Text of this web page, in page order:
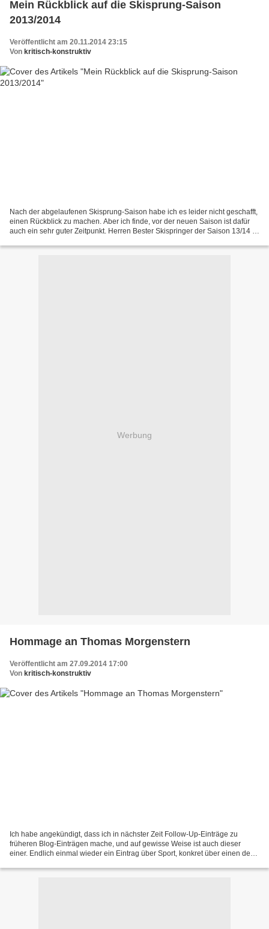
Mein Rückblick auf die Skisprung-Saison
2013/2014
Veröffentlicht am 20.11.2014 23:15
Von kritisch-konstruktiv
Nach der abgelaufenen Skisprung-Saison habe ich es leider nicht geschafft,
einen Rückblick zu machen. Aber ich finde, vor der neuen Saison ist dafür
auch ein sehr guter Zeitpunkt. Herren Bester Skispringer der Saison 13/14 ist
Werbung
Hommage an Thomas Morgenstern
Veröffentlicht am 27.09.2014 17:00
Von kritisch-konstruktiv
Ich habe angekündigt, dass ich in nächster Zeit Follow-Up-Einträge zu
früheren Blog-Einträgen mache, und auf gewisse Weise ist auch dieser
einer. Endlich einmal wieder ein Eintrag über Sport, konkret über einen der